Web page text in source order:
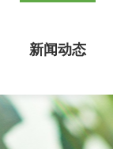
新闻动态